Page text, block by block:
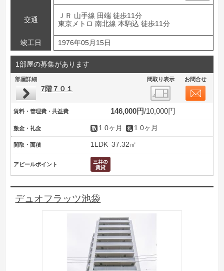
交通
ＪＲ 山手線 田端 徒歩11分
東京メトロ 南北線 本駒込 徒歩11分
竣工日 1976年05月15日
1部屋の募集があります
部屋詳細 間取り表示 お問合せ
7階７０１
賃料・管理費・共益費 146,000円 10,000円
敷金・礼金 1.0ヶ月 1.0ヶ月
間取・面積 1LDK 37.32㎡
アピールポイント
デュオフラッツ池袋